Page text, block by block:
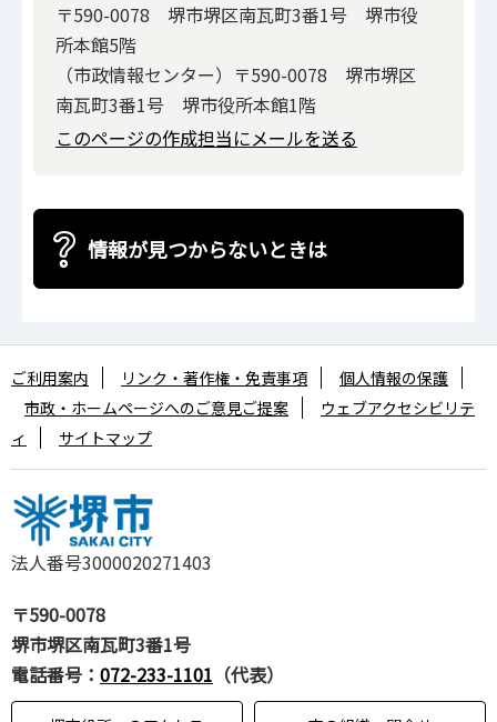
〒590-0078 堺市堺区南瓦町3番1号 堺市役
所本館5階
（市政情報センター）〒590-0078 堺市堺区
南瓦町3番1号 堺市役所本館1階
このページの作成担当にメールを送る
情報が見つからないときは
法人番号3000020271403
〒590-0078
堺市堺区南瓦町3番1号
電話番号： 072-233-1101 （代表）
ご利用案内 リンク・著作権・免責事項
個人情報の保護
市政・ホームページへのご意見ご提案
ウェブアクセシビリテ
ィ
サイトマップ